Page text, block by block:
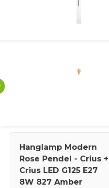
Hanglamp Modern
Rose Pendel - Crius +
Crius LED G125 E27
8W 827 Amber